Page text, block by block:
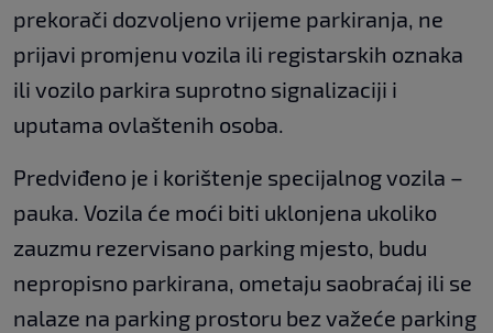
prekorači dozvoljeno vrijeme parkiranja, ne
prijavi promjenu vozila ili registarskih oznaka
ili vozilo parkira suprotno signalizaciji i
uputama ovlaštenih osoba.
Predviđeno je i korištenje specijalnog vozila –
pauka. Vozila će moći biti uklonjena ukoliko
zauzmu rezervisano parking mjesto, budu
nepropisno parkirana, ometaju saobraćaj ili se
nalaze na parking prostoru bez važeće parking